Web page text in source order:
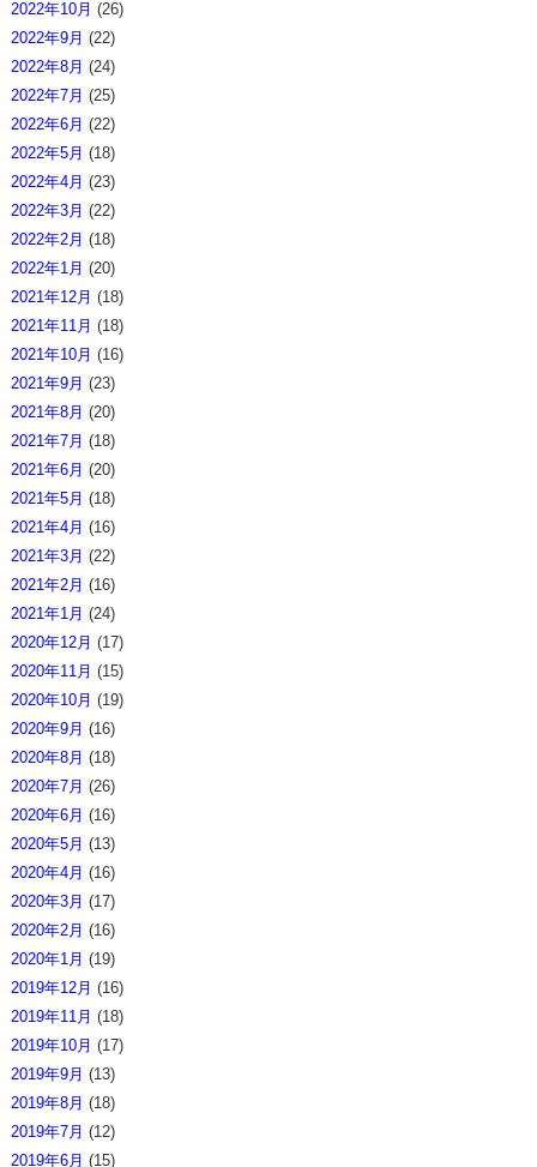
2022年10月 (26)
2022年9月 (22)
2022年8月 (24)
2022年7月 (25)
2022年6月 (22)
2022年5月 (18)
2022年4月 (23)
2022年3月 (22)
2022年2月 (18)
2022年1月 (20)
2021年12月 (18)
2021年11月 (18)
2021年10月 (16)
2021年9月 (23)
2021年8月 (20)
2021年7月 (18)
2021年6月 (20)
2021年5月 (18)
2021年4月 (16)
2021年3月 (22)
2021年2月 (16)
2021年1月 (24)
2020年12月 (17)
2020年11月 (15)
2020年10月 (19)
2020年9月 (16)
2020年8月 (18)
2020年7月 (26)
2020年6月 (16)
2020年5月 (13)
2020年4月 (16)
2020年3月 (17)
2020年2月 (16)
2020年1月 (19)
2019年12月 (16)
2019年11月 (18)
2019年10月 (17)
2019年9月 (13)
2019年8月 (18)
2019年7月 (12)
2019年6月 (15)